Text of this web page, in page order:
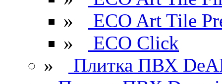
»
ECO Art Tile
»
ECO Click
»
Плитка ПВХ